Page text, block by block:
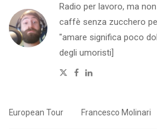
Radio per lavoro, ma
caffè senza zucchero
"amare significa poco
degli umoristi]
Twitter
Facebook
Linkedin
European Tour Francesco Molinari